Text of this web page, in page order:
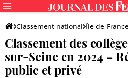
Classement national Île-de-France
Croissy-sur-Seine
Classement des
sur-Seine en 2024 –
public et privé